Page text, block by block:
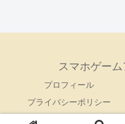
スマホゲー
プロフィール
プライバシーポリシー